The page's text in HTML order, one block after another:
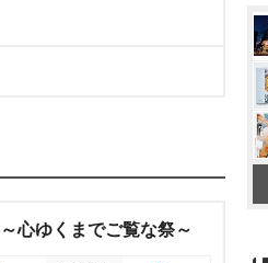
心ゆくまでご覧な祭～